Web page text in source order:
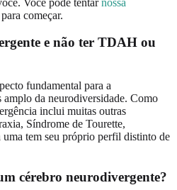
para começar.
e não ter TDAH ou
fundamental para a
amplo da neurodiversidade. Como
inclui muitas outras
Síndrome de Tourette,
tem seu próprio perfil distinto de
cérebro neurodivergente?